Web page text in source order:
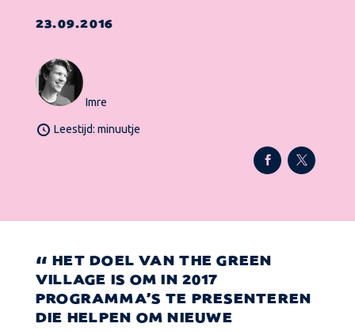
23.09.2016
Imre
Leestijd: minuutje
HET DOEL VAN THE GREEN
VILLAGE IS OM IN 2017
PROGRAMMA’S TE PRESENTEREN
DIE HELPEN OM NIEUWE